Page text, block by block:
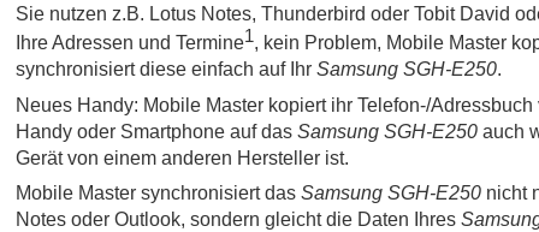
Sie nutzen z.B. Lotus Notes, Thunderbird oder Tobit David
Ihre Adressen und Termine1, kein Problem, Mobile Master
synchronisiert diese einfach auf Ihr Samsung SGH-E250.
Neues Handy: Mobile Master kopiert ihr Telefon-/Adressbuch
Handy oder Smartphone auf das Samsung SGH-E250 auch
Gerät von einem anderen Hersteller ist.
Mobile Master synchronisiert das Samsung SGH-E250 nicht
Notes oder Outlook, sondern gleicht die Daten Ihres